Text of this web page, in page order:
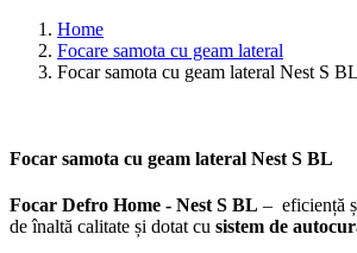
Home
Focare samota cu geam lateral
Focar samota cu geam lateral Nest S BL
Focar samota cu geam lateral Nest S BL
Focar Defro Home - Nest S BL – eficiență
de înaltă calitate și dotat cu sistem de